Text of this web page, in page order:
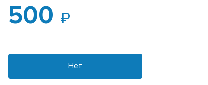
500
Нет